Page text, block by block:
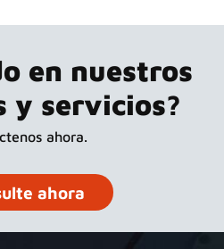
en nuestros
y servicios?
ahora.
ahora